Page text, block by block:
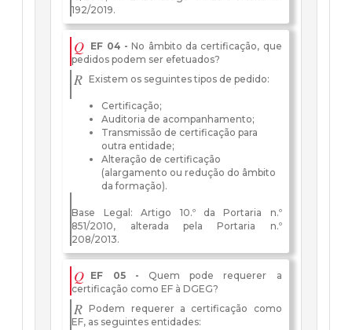
192/2019.
Q EF 04 - No âmbito da certificação, que
pedidos podem ser efetuados?
R Existem os seguintes tipos de pedido:
Certificação;
Auditoria de acompanhamento;
Transmissão de certificação para
outra entidade;
Alteração de certificação
(alargamento ou redução do âmbito
da formação).
Base Legal: Artigo 10.º da Portaria n.º
851/2010, alterada pela Portaria n.º
208/2013.
Q EF 05 - Quem pode requerer a
certificação como EF à DGEG?
R Podem requerer a certificação como
EF, as seguintes entidades: